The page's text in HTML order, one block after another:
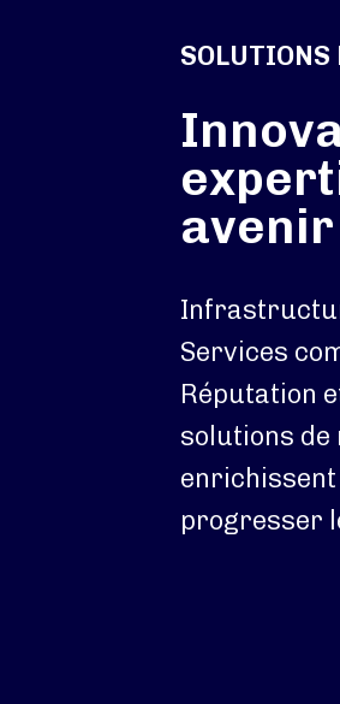
SOLUTIONS
Services
Réputation
solutions de
progresser